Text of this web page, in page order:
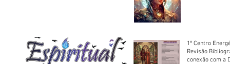
1º Centro
Revisão
conexão com a